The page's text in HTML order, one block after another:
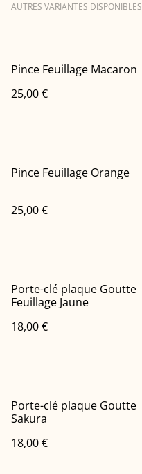
AUTRES VARIANTES DISPONIBLES
Pince Feuillage Macaron
25,00 €
Pince Feuillage Orange
25,00 €
Porte-clé plaque Goutte
Feuillage Jaune
18,00 €
Porte-clé plaque Goutte
Sakura
18,00 €